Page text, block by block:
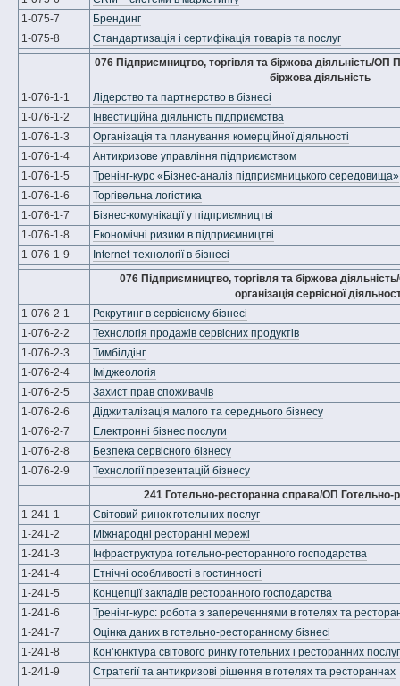
1-075-7
Брендинг
1-075-8
Стандартизація і сертифікація товарів та послуг
076 Підприємництво, торгівля та біржова діяльність/ОП
біржова діяльність
1-076-1-1
Лідерство та партнерство в бізнесі
1-076-1-2
Інвестиційна діяльність підприємства
1-076-1-3
Організація та планування комерційної діяльності
1-076-1-4
Антикризове управління підприємством
1-076-1-5
Тренінг-курс «Бізнес-аналіз підприємницького середовища»
1-076-1-6
Торгівельна логістика
1-076-1-7
Бізнес-комунікації у підприємництві
1-076-1-8
Економічні ризики в підприємництві
1-076-1-9
Internet-технології в бізнесі
076 Підприємництво, торгівля та біржова
організація сервісної
1-076-2-1
Рекрутинг в сервісному бізнесі
1-076-2-2
Технологія продажів сервісних продуктів
1-076-2-3
Тимбілдінг
1-076-2-4
Іміджеологія
1-076-2-5
Захист прав споживачів
1-076-2-6
Діджиталізація малого та середнього бізнесу
1-076-2-7
Електронні бізнес послуги
1-076-2-8
Безпека сервісного бізнесу
1-076-2-9
Технології презентацій бізнесу
241 Готельно-ресторанна справа/ОП Готельно-
1-241-1
Світовий ринок готельних послуг
1-241-2
Міжнародні ресторанні мережі
1-241-3
Інфраструктура готельно-ресторанного господарства
1-241-4
Етнічні особливості в гостинності
1-241-5
Концепції закладів ресторанного господарства
1-241-6
Тренінг-курс: робота з запереченнями в готелях та
1-241-7
Оцінка даних в готельно-ресторанному бізнесі
1-241-8
Кон’юнктура світового ринку готельних і ресторанних послуг
1-241-9
Стратегії та антикризові рішення в готелях та рестораннах